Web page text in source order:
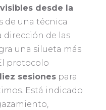
desde la
de una técnica
dirección de las
una silueta más
protocolo
sesionespara
Está indicado